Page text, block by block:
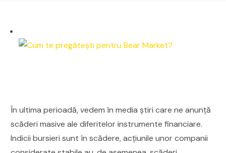
În ultima perioadă, vedem în media știri care ne anunță
scăderi masive ale diferitelor instrumente financiare.
Indicii bursieri sunt în scădere, acțiunile unor companii